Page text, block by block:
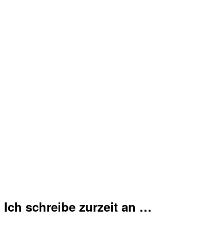
Ich schreibe zurzeit an …